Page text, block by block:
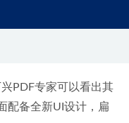
PDF专家可以看出其
配备全新UI设计，扁
2022-08-17
12